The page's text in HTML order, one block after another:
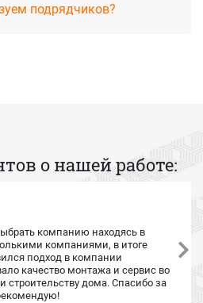
подрядчиков?
о нашей работе:
компанию находясь в
компаниями, в итоге
подход в компании
качество монтажа и сервис во
строительству дома. Спасибо за